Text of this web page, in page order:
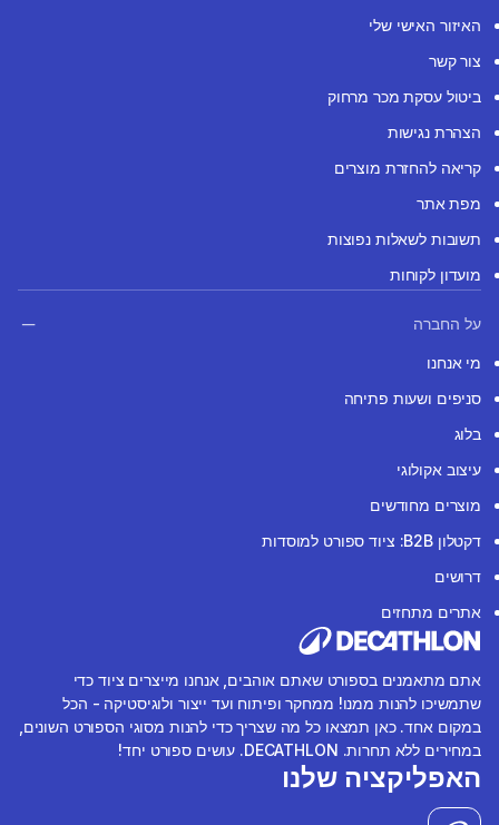
האיזור האישי שלי
צור קשר
ביטול עסקת מכר מרחוק
הצהרת נגישות
קריאה להחזרת מוצרים
מפת אתר
תשובות לשאלות נפוצות
מועדון לקוחות
על החברה
מי אנחנו
סניפים ושעות פתיחה
בלוג
עיצוב אקולוגי
מוצרים מחודשים
דקטלון B2B: ציוד ספורט למוסדות
דרושים
אתרים מתחזים
אתם מתאמנים בספורט שאתם אוהבים, אנחנו מייצרים ציוד כדי
שתמשיכו להנות ממנו! ממחקר ופיתוח ועד ייצור ולוגיסטיקה - הכל
במקום אחד. כאן תמצאו כל מה שצריך כדי להנות מסוגי הספורט השונים,
במחירים ללא תחרות. DECATHLON. עושים ספורט יחד!
האפליקציה שלנו